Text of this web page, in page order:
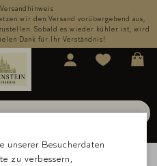
wir den Versand vorübergehend aus,
Sobald es wieder kühler ist, wird
Dank für Ihr Verständnis!
unserer Besucherdaten
zu verbessern,